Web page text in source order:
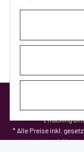
Opt-Out-Cookie ist
(Tracking
* Alle Preise inkl.
zzgl.